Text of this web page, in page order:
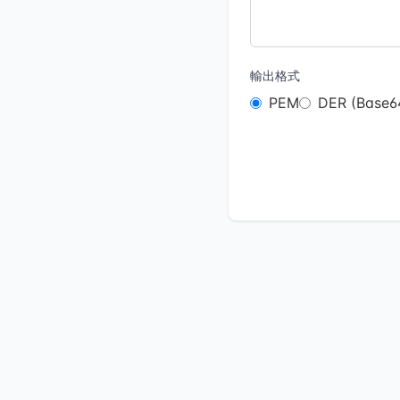
輸出格式
PEM DER